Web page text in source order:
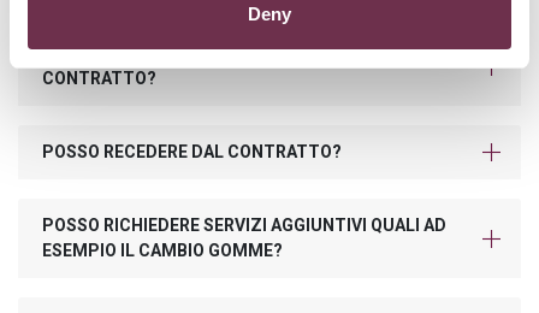
Deny
COSA SUCCEDE SE SUPERO I KM PREVISTI NEL
CONTRATTO?
POSSO RECEDERE DAL CONTRATTO?
POSSO RICHIEDERE SERVIZI AGGIUNTIVI QUALI AD
ESEMPIO IL CAMBIO GOMME?